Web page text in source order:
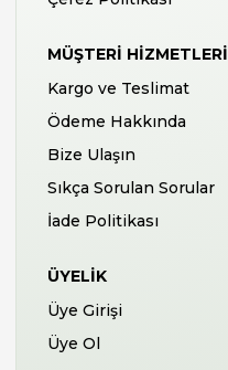
MÜŞTERI HIZMETLERI
Kargo ve Teslimat
Ödeme Hakkında
Bize Ulaşın
Sıkça Sorulan Sorular
İade Politikası
ÜYELIK
Üye Girişi
Üye Ol